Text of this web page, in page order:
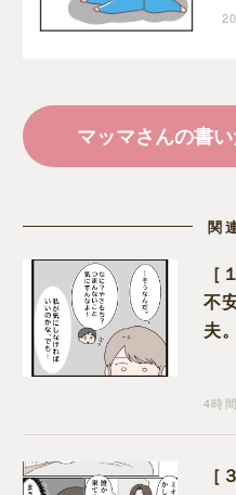
マッマさんの書
関
不
夫
4時